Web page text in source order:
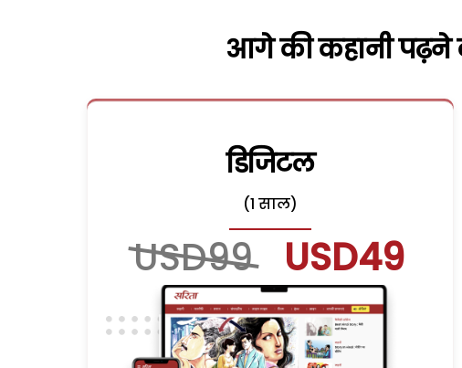
आगे की कहानी पढ़ने
डिजिटल
(1 साल)
USD99 USD49